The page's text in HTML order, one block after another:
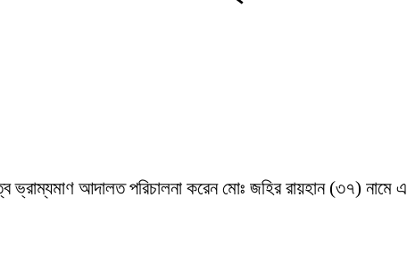
ভ্রাম্যমাণ আদালত পরিচালনা করেন মোঃ জহির রায়হান (৩৭)